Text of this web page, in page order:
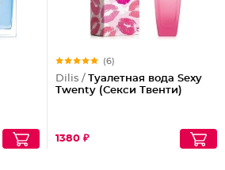
(6)
Dilis / Туалетная вода Sexy
Twenty (Секси Твенти)
1380 ₽